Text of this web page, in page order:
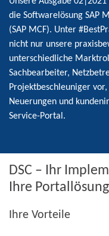
die Softwarelösung SAP
(SAP MCF). Unter
nicht nur unsere
unterschiedliche
Sachbearbeiter,
Projektbeschleuniger
Neuerungen und
Service-Portal.
DSC – Ihr
Ihre Portallösung
Ihre Vorteile